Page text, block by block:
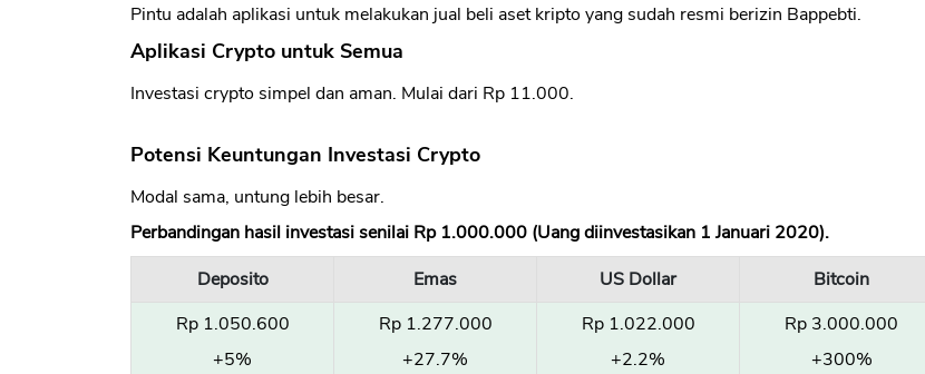
Pintu adalah aplikasi untuk melakukan jual beli aset kripto yang sudah resmi berizin Bappebti.
Aplikasi Crypto untuk Semua
Investasi crypto simpel dan aman. Mulai dari Rp 11.000.
Potensi Keuntungan Investasi Crypto
Modal sama, untung lebih besar.
Perbandingan hasil investasi senilai Rp 1.000.000 (Uang diinvestasikan 1 Januari 2020).
Deposito
Emas US Dollar
Bitcoin
Rp 1.050.600
+5%
Rp 1.277.000
+27.7%
Rp 1.022.000
+2.2%
Rp 3.000.000
+300%